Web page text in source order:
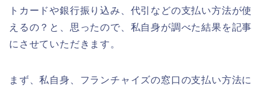
トカードや銀行振り込み、代引などの支払い方法が使
えるの？と、思ったので、私自身が調べた結果を記事
にさせていただきます。
まず、私自身、フランチャイズの窓口の支払い方法に